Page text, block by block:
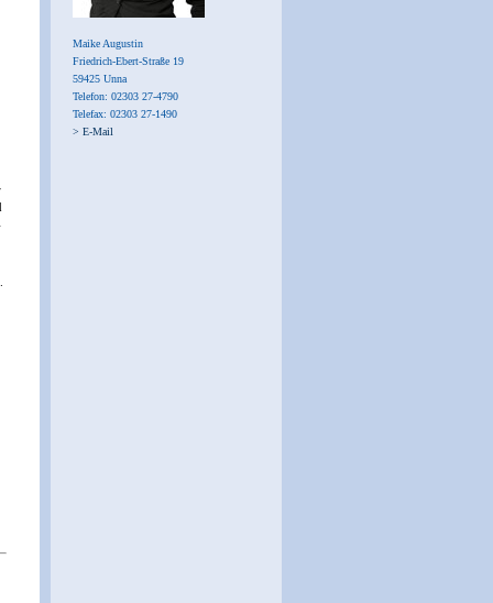
Maike Augustin
Friedrich-Ebert-Straße 19
59425 Unna
Telefon: 02303 27-4790
Telefax: 02303 27-1490
> E-Mail